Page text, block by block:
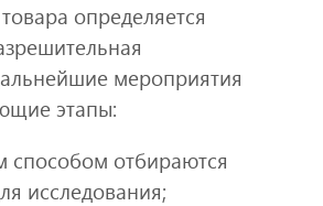
определяется
мероприятия
этапы:
способом отбираются
исследования;